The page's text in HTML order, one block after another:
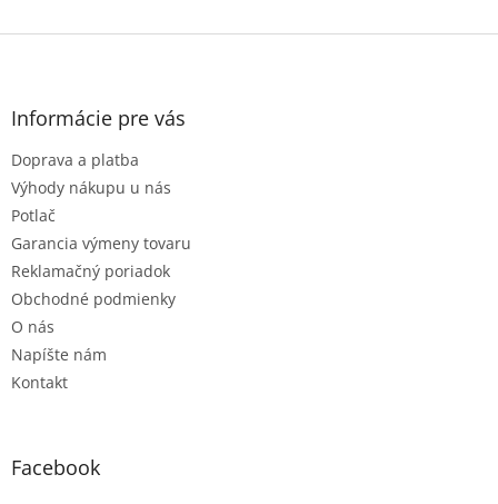
Z
Informácie pre vás
Doprava a platba
Výhody nákupu u nás
Potlač
Garancia výmeny tovaru
Reklamačný poriadok
Obchodné podmienky
O nás
Napíšte nám
Kontakt
Facebook